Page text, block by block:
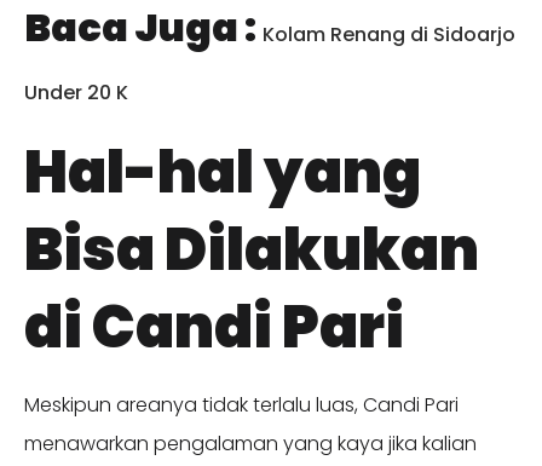
Baca Juga : Kolam Renang di Sidoarjo
Under 20 K
Hal-hal yang
Bisa Dilakukan
di Candi Pari
Meskipun areanya tidak terlalu luas, Candi Pari
menawarkan pengalaman yang kaya jika kalian